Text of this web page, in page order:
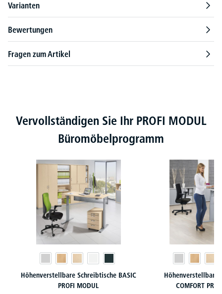
Varianten
Bewertungen
Fragen zum Artikel
Produktgalerie überspringen
Vervollständigen Sie Ihr PROFI MODUL
Büromöbelprogramm
Höhenverstellbare Schreibtische BASIC
PROFI MODUL
Höhenverstellbare
COMFORT